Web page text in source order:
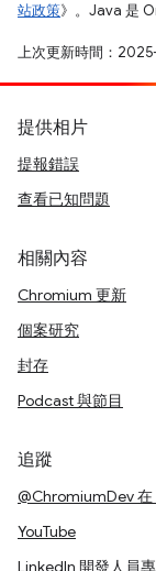
站政策》。Java 是
上次更新時間：
提供相片
提報錯誤
查看已知問題
相關內容
Chromium 更新
個案研究
封存
Podcast 與節目
追蹤
@ChromiumDev 在
YouTube
LinkedIn 開發人員